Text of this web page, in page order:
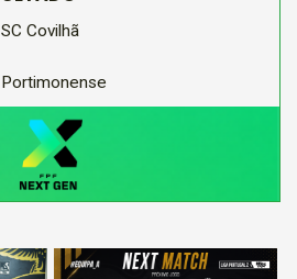
SC Covilhã
Portimonense